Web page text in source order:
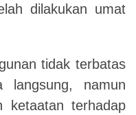
dilakukan umat
tidak terbatas
langsung, namun
ketaatan terhadap